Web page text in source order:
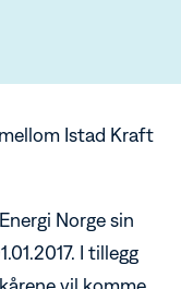
brannvesenet
Istad Kraft
Norge sin
I tillegg